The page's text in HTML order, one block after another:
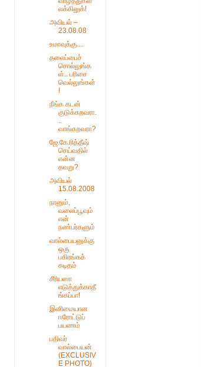
லக்கிலுக்!
அவியல் –
23.08.08
உமாவுக்கு....
தலைப்பைச்
சொல்லுங்க
ள்.. பரிசை
வெல்லுங்கள்
!
நீங்க கடன்
குடுக்கறவரா.
..
வாங்கறவரா?
ஜே.கே.ரித்தீஷ்
செய்வதில்
என்ன
தவறு?
அவியல்
15.08.2008
நானும்,
வலைப்பூவும்
என்
நண்பர்களும்
வால்பையனுக்கு
ஒரு
பகிரங்கக்
கடிதம்
சீரியஸா
எடுத்துக்காதீ
ங்கப்பா!
இனிமையான
ஈரோட்டுப்
பயணம்
பதிவர்
வால்பையன்
(EXCLUSIV
E PHOTO)